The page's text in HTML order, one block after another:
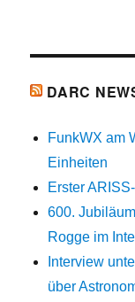
DARC
FunkWX am
Einheiten
Erster
600.
Rogge im
Interview
über